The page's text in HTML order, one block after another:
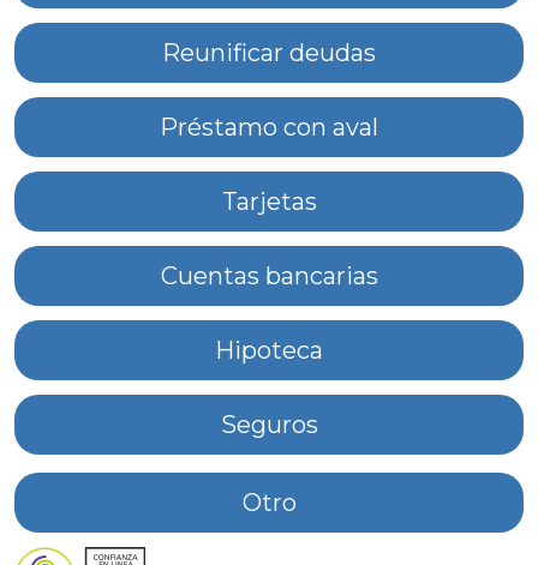
Reunificar deudas
Préstamo con aval
Tarjetas
Cuentas bancarias
Hipoteca
Seguros
Otro